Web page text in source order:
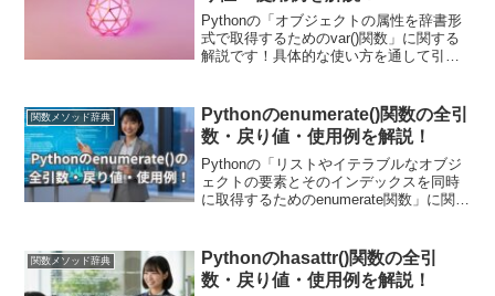
Pythonの「オブジェクトの属性を辞書形
式で取得するためのvar()関数」に関する
解説です！具体的な使い方を通して引
ェクトの属性を動的に操作する際に用い
ます。現場で使える関数の応用使用例も
紹介しています！
関数メソッド辞典
Pythonのenumerate()関数の全引
数・戻り値・使用例を解説！
Pythonの「リストやイテラブルなオブジ
ェクトの要素とそのインデックスを同時
に取得するためのenumerate関数」に関す
きます。また現場で使える関数の応用使
用例も紹介しています！
関数メソッド辞典
Pythonのhasattr()関数の全引
数・戻り値・使用例を解説！